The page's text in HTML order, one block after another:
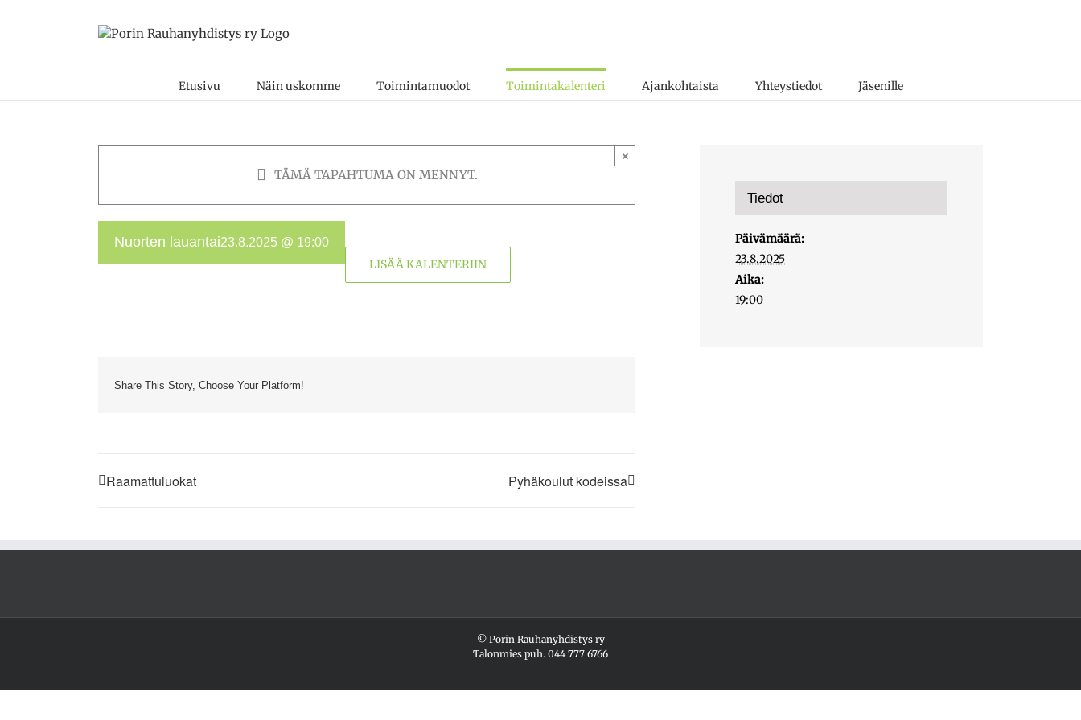
Etusivu Näin uskomme Toimintamuodot Toimintakalenteri Ajankohtaista Yhteystiedot Jäsenille
TÄMÄ TAPAHTUMA ON MENNYT.
×
Nuorten lauantai23.8.2025 @ 19:00
LISÄÄ KALENTERIIN
Share This Story, Choose Your Platform!
Raamattuluokat Pyhäkoulut kodeissa
Tiedot
Päivämäärä:
23.8.2025
Aika:
19:00
© Porin Rauhanyhdistys ry
Talonmies puh. 044 777 6766